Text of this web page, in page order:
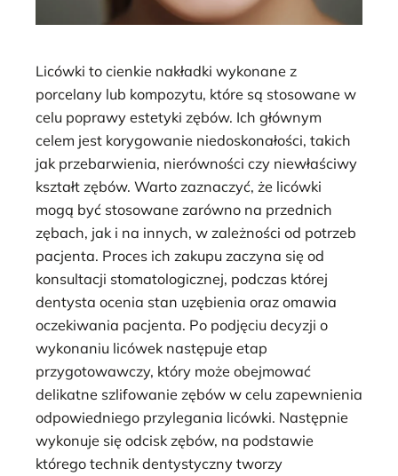
Licówki to cienkie nakładki wykonane z
porcelany lub kompozytu, które są stosowane w
celu poprawy estetyki zębów. Ich głównym
celem jest korygowanie niedoskonałości, takich
jak przebarwienia, nierówności czy niewłaściwy
kształt zębów. Warto zaznaczyć, że licówki
mogą być stosowane zarówno na przednich
zębach, jak i na innych, w zależności od potrzeb
pacjenta. Proces ich zakupu zaczyna się od
konsultacji stomatologicznej, podczas której
dentysta ocenia stan uzębienia oraz omawia
oczekiwania pacjenta. Po podjęciu decyzji o
wykonaniu licówek następuje etap
przygotowawczy, który może obejmować
delikatne szlifowanie zębów w celu zapewnienia
odpowiedniego przylegania licówki. Następnie
wykonuje się odcisk zębów, na podstawie
którego technik dentystyczny tworzy